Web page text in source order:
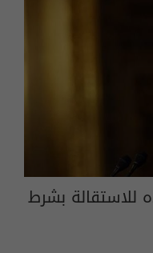
للاستقالة بشرط